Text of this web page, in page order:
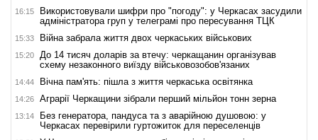
16:15
Використовували шифри про "погоду": у Черкасах засудили
адміністратора груп у телеграмі про пересування ТЦК
15:33 Війна забрала життя двох черкаських військових
15:20
До 14 тисяч доларів за втечу: черкащанин організував
схему незаконного виїзду військовозобов'язаних
14:44 Вічна пам'ять: пішла з життя черкаська освітянка
14:26 Аграрії Черкащини зібрали перший мільйон тонн зерна
13:14
Без генератора, пандуса та з аварійною душовою: у
Черкасах перевірили гуртожиток для переселенців